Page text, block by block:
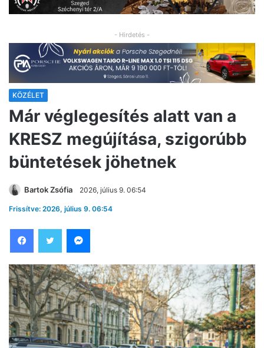
- Hirdetés -
KÖZÉLET
Már véglegesítés alatt van a
KRESZ megújítása, szigorúbb
büntetések jöhetnek
Bartok Zsófia 2026, július 9. 06:54
Frissítve: 2026, július 9. 06:54